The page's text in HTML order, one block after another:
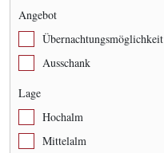
Angebot
Übernachtungsmöglichkeit
Ausschank
Lage
Hochalm
Mittelalm